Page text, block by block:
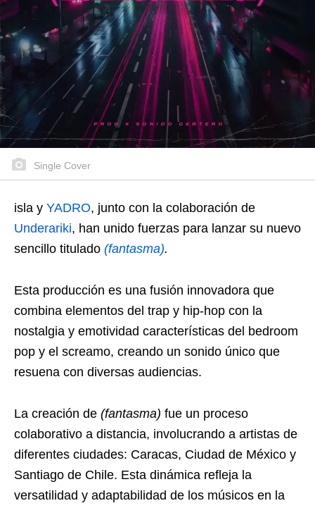
Single Cover
isla y YADRO, junto con la colaboración de
Underariki, han unido fuerzas para lanzar su nuevo
sencillo titulado (fantasma).
Esta producción es una fusión innovadora que
combina elementos del trap y hip-hop con la
nostalgia y emotividad características del bedroom
pop y el screamo, creando un sonido único que
resuena con diversas audiencias.
La creación de (fantasma) fue un proceso
colaborativo a distancia, involucrando a artistas de
diferentes ciudades: Caracas, Ciudad de México y
Santiago de Chile. Esta dinámica refleja la
versatilidad y adaptabilidad de los músicos en la